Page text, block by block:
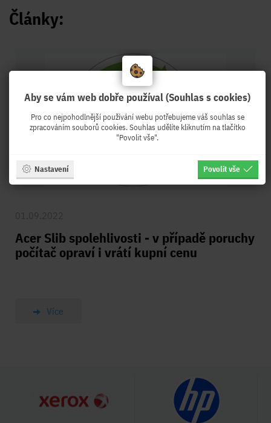
Články:
Acer Slib spolehlivosti - v případě poruchy
počítač opraví i vrátí kupní cenu
Více
Aby se vám web dobře používal (Souhlas s cookies)
Pro co nejpohodlnější používání webu potřebujeme váš souhlas se
zpracováním souborů cookies. Souhlas udělíte kliknutím na tlačítko
"Povolit vše".
Nastavení Povolit vše